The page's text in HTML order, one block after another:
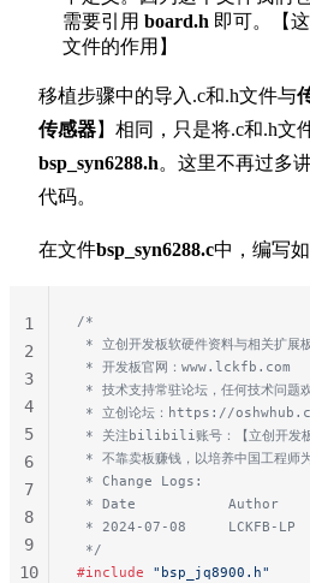
需要引用 board.h 即可。【
文件的作用】
移植步骤中的导入.c和.h文件与
传感器】相同，只是将.c和.h文
bsp_syn6288.h。这里不再过多
代码。
在文件bsp_syn6288.c中，编写如
/*
* 立创开发板软硬件资料与相关扩展
* 开发板官网：www.lckfb.com
* 技术支持常驻论坛，任何技术问题
* 立创论坛：https://
* 关注bilibili账号：【立创开发板
* 不靠卖板赚钱，以培养中国工程师
* Change Logs:
* Date           Author
* 2024-07-08     LCKFB-
*/
#include "bsp_jq8900.h"
1
2
3
4
5
6
7
8
9
10